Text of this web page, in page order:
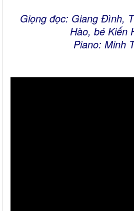
Giọng đọc: Giang Đình,
Hào, bé Kiến
Piano: Minh